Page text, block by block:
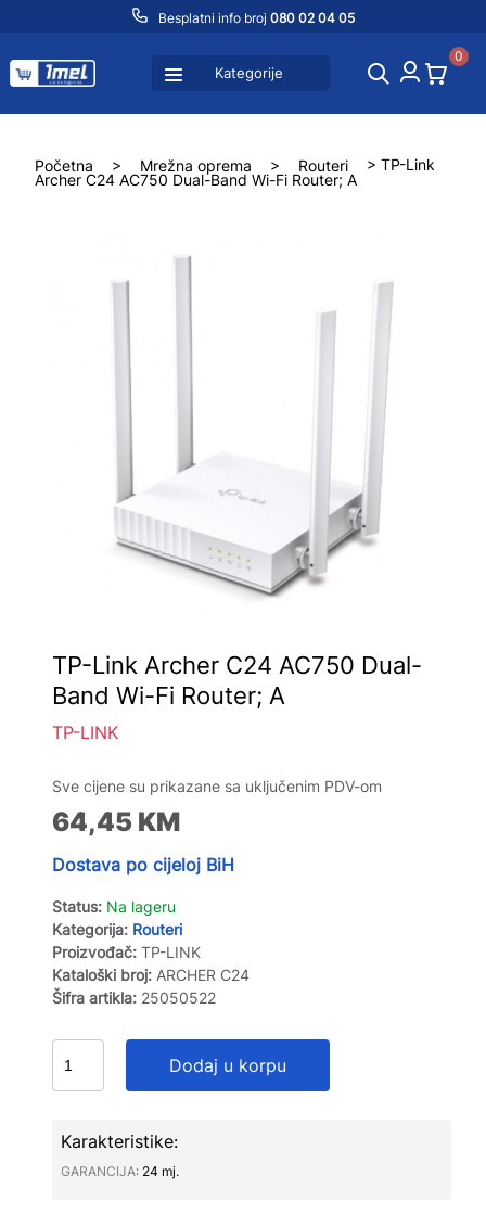
Besplatni info broj 080 02 04 05
Kategorije
0
Početna > Mrežna oprema > Routeri
> TP-Link
Archer C24 AC750 Dual-Band Wi-Fi Router; A
TP-Link Archer C24 AC750 Dual-
Band Wi-Fi Router; A
TP-LINK
Sve cijene su prikazane sa uključenim PDV-om
64,45 KM
Dostava po cijeloj BiH
Status: Na lageru
Kategorija: Routeri
Proizvođač: TP-LINK
Kataloški broj: ARCHER C24
Šifra artikla: 25050522
Dodaj u korpu
Karakteristike:
GARANCIJA∶ 24 mj.